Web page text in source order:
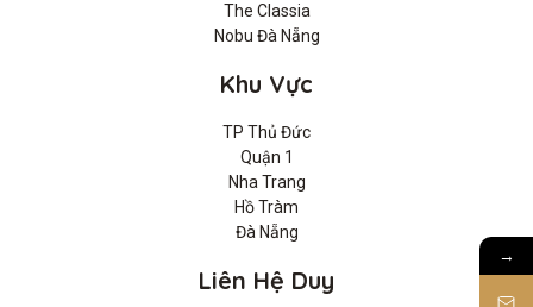
The Classia
Nobu Đà Nẵng
Khu Vực
TP Thủ Đức
Quận 1
Nha Trang
Hồ Tràm
Đà Nẵng
Liên Hệ Duy
→